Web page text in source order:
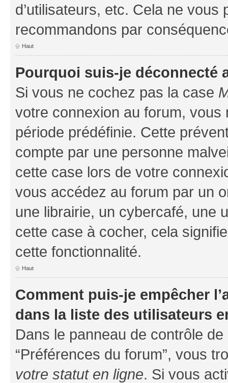
d’utilisateurs, etc. Cela ne vous
recommandons par
Haut
Pourquoi suis-je déconnecté
Si vous ne cochez pas la case
votre connexion au forum,
période prédéfinie. Cette
compte par une personne
cette case lors de votre
vous accédez au forum par un
une librairie, un cybercafé, une
cette case à cocher, cela
cette fonctionnalité.
Haut
Comment puis-je empêcher
dans la liste des utilisateurs
Dans le panneau de contrôle
“Préférences du forum”, vous
votre statut en ligne. Si vous